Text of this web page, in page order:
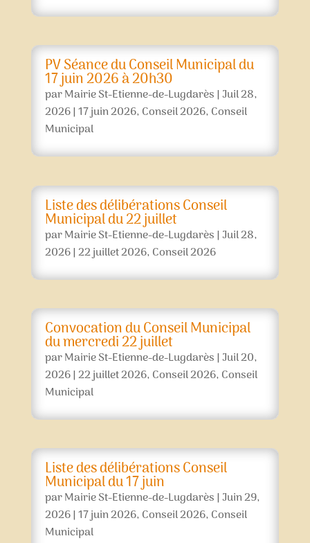
PV Séance du Conseil Municipal du
17 juin 2026 à 20h30
parMairie St-Etienne-de-Lugdarès|Juil 28,
2026|17 juin 2026, Conseil 2026, Conseil
Municipal
Liste des délibérations Conseil
Municipal du 22 juillet
parMairie St-Etienne-de-Lugdarès|Juil 28,
2026|22 juillet 2026, Conseil 2026
Convocation du Conseil Municipal
du mercredi 22 juillet
parMairie St-Etienne-de-Lugdarès|Juil 20,
2026|22 juillet 2026, Conseil 2026, Conseil
Municipal
Liste des délibérations Conseil
Municipal du 17 juin
parMairie St-Etienne-de-Lugdarès|Juin 29,
2026|17 juin 2026, Conseil 2026, Conseil
Municipal